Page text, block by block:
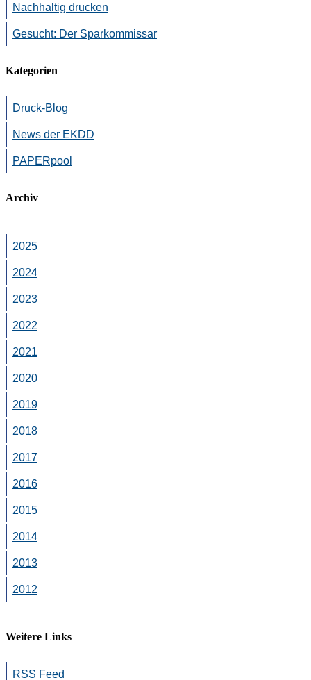
Nachhaltig drucken
Gesucht: Der Sparkommissar
Kategorien
Druck-Blog
News der EKDD
PAPERpool
Archiv
2025
2024
2023
2022
2021
2020
2019
2018
2017
2016
2015
2014
2013
2012
Weitere Links
RSS Feed